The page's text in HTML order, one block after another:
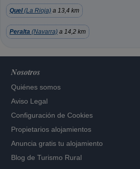
Quel(La Rioja) a 13,4 km
Peralta (Navarra) a 14,2 km
Nosotros
Quiénes somos
Aviso Legal
Configuración de Cookies
Propietarios alojamientos
Anuncia gratis tu alojamiento
Blog de Turismo Rural